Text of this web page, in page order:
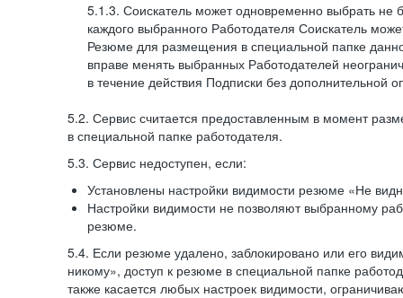
5.1.3. Соискатель может одновременно выбрать не
каждого выбранного Работодателя Соискатель
Резюме для размещения в специальной папке
вправе менять выбранных Работодателей
в течение действия Подписки без дополнительной
5.2. Сервис считается предоставленным в момент
в специальной папке работодателя.
5.3. Сервис недоступен, если:
Установлены настройки видимости резюме «Не
Настройки видимости не позволяют выбранному
резюме.
5.4. Если резюме удалено, заблокировано или его
никому», доступ к резюме в специальной папке
также касается любых настроек видимости,